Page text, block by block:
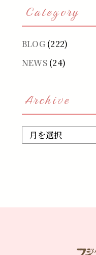
Category
BLOG(222)
NEWS(24)
Archive
Archive